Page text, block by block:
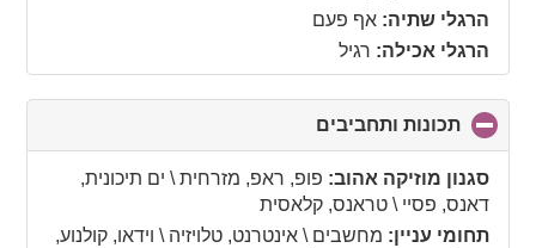
הרגלי שתיה: אף פעם
הרגלי אכילה: רגיל
תכונות ותחביבים
to
collapse
contents
סגנון מוזיקה אהוב: פופ, ראפ, מזרחית \ ים תיכונית,
דאנס, פסיי \ טראנס, קלאסית
תחומי עניין: מחשבים \ אינטרנט, טלויזיה \ וידאו, קולנוע,